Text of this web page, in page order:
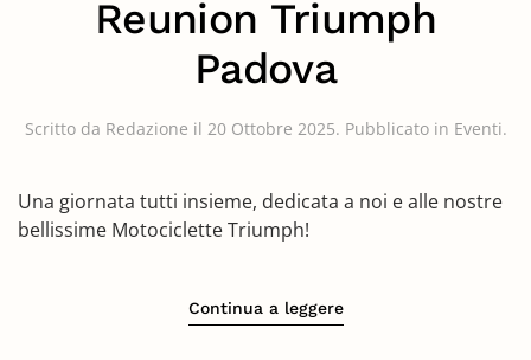
Reunion Triumph
Padova
Scritto da Redazione il 20 Ottobre 2025. Pubblicato in Eventi.
Una giornata tutti insieme, dedicata a noi e alle nostre
bellissime Motociclette Triumph!
Continua a leggere